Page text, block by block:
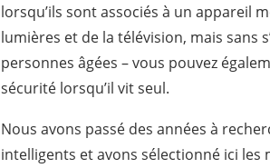
lorsqu’ils sont associés à un appareil
lumières et de la télévision, mais sans
personnes âgées – vous pouvez
sécurité lorsqu’il vit seul.
Nous avons passé des années à
intelligents et avons sélectionné ici